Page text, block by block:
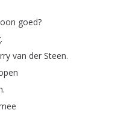
goed?
.
van der Steen.
.